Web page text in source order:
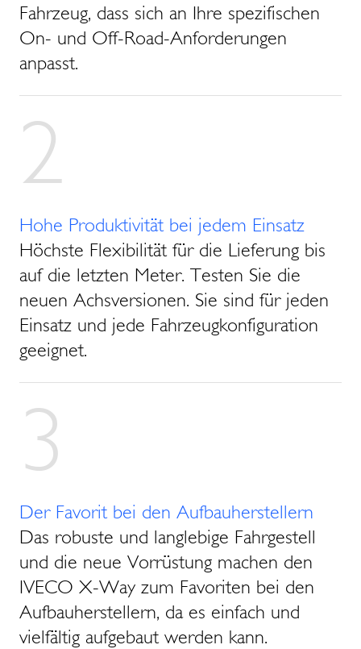
Fahrzeug, dass sich an Ihre spezifischen
On- und Off-Road-Anforderungen
anpasst.
2
Hohe Produktivität bei jedem Einsatz
Höchste Flexibilität für die Lieferung bis
auf die letzten Meter. Testen Sie die
neuen Achsversionen. Sie sind für jeden
Einsatz und jede Fahrzeugkonfiguration
geeignet.
3
Der Favorit bei den Aufbauherstellern
Das robuste und langlebige Fahrgestell
und die neue Vorrüstung machen den
IVECO X-Way zum Favoriten bei den
Aufbauherstellern, da es einfach und
vielfältig aufgebaut werden kann.